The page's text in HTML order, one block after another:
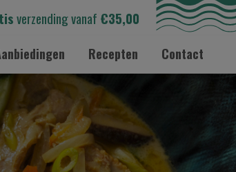
verzending vanaf €35,00
Recepten Contact